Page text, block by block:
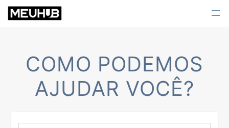
Skip
COMO PODEMOS
AJUDAR VOCÊ?